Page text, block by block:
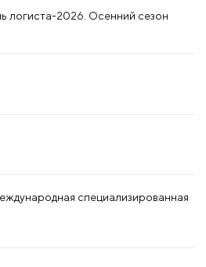
логиста-2026. Осенний сезон
специализированная